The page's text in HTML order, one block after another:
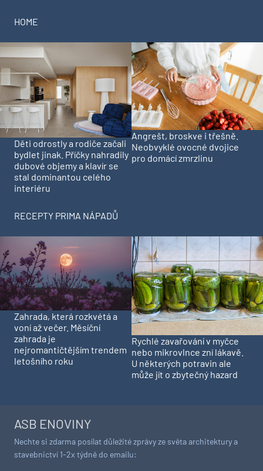
HOME
Děti odrostly a rodiče začali
bydlet jinak. Příčky nahradily
dubové objemy a klavír se
stal dominantou celého
interiéru
Angrešt, broskve i třešně.
Neobvyklé ovocné dvojice
pro domácí zmrzlinu
RECEPTY PRIMA NÁPADŮ
Zahrada, která rozkvétá a
voní až večer. Měsíční
zahrada je
nejromantičtějším trendem
letošního roku
Rychlé zavařování v myčce
nebo mikrovlnce zní lákavě.
U některých potravin ale
může jít o zbytečný hazard
ASB ENOVINY
Nechte si zdarma posílat důležité zprávy ze světa architektury a
stavebnictví 1-2x týdně do emailu: